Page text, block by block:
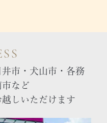
市・犬山市・各務
市など
しいただけます